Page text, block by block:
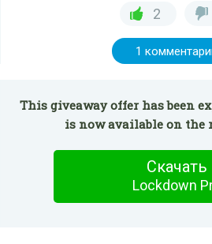
2
1
This giveaway offer has been
is now available on the
Скачать
Lockdown